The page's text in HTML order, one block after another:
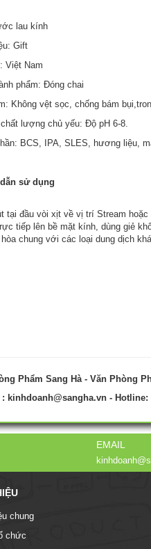
lau kính
Gift
Việt Nam
phẩm: Đóng chai
Không vệt sọc, chống bám
lượng chủ yếu: Độ pH 6-8.
BCS, IPA, SLES, hương liệu,
sử dụng
tại đầu vòi xịt về vị trí Stream
tiếp lên bề mặt kính, dùng giẻ
chung với các loại dung dịch
Phẩm Sang Hà - Văn Phòng
: kinhdoanh@sangha.vn- Hotline:
EMAIL
chung
chức